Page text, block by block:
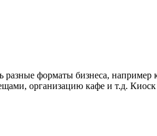
форматы бизнеса, например
организацию кафе и т.д. Киоск